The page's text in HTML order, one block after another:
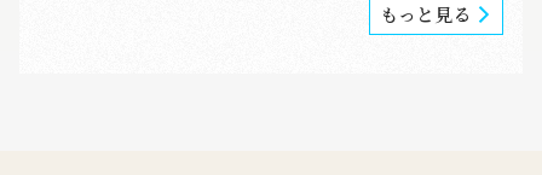
もっと見る